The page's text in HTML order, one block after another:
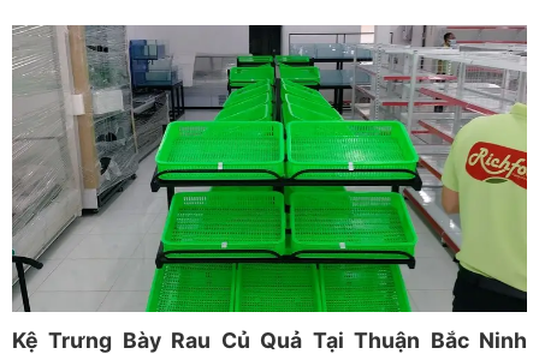
Kệ Trưng Bày Rau Củ Quả Tại Thuận Bắc Ninh